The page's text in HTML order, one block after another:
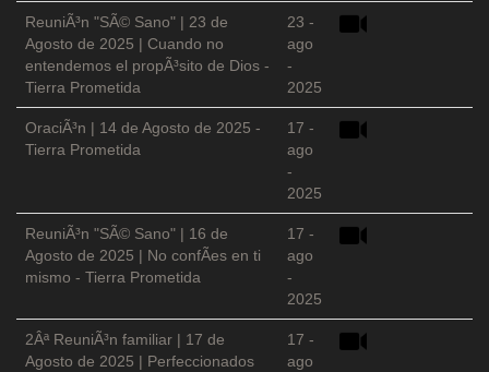
ReuniÃ³n "SÃ© Sano" | 23 de
Agosto de 2025 | Cuando no
entendemos el propÃ³sito de Dios -
Tierra Prometida
23 -
ago
-
2025
OraciÃ³n | 14 de Agosto de 2025 -
Tierra Prometida
17 -
ago
-
2025
ReuniÃ³n "SÃ© Sano" | 16 de
Agosto de 2025 | No confÃ­es en ti
mismo - Tierra Prometida
17 -
ago
-
2025
2Âª ReuniÃ³n familiar | 17 de
Agosto de 2025 | Perfeccionados
17 -
ago